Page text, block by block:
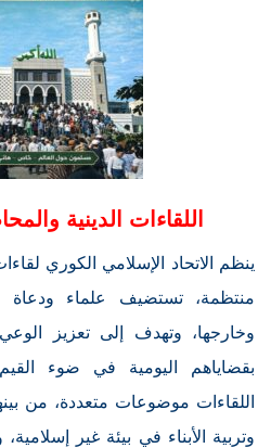
اللقاءات الدينية
ينظم الاتحاد الإسلامي الكوري
منتظمة، تستضيف علماء ودعاة
وخارجها، وتهدف إلى تعزيز
بقضاياهم اليومية في ضوء
اللقاءات موضوعات متعددة، من
وتربية الأبناء في بيئة غير